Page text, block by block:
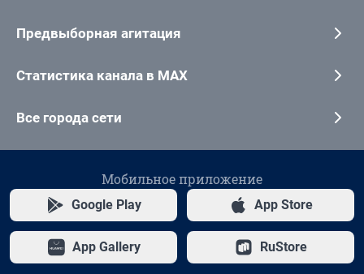
Предвыборная агитация
Статистика канала в MAX
Все города сети
Мобильное приложение
Google Play App Store
App Gallery RuStore